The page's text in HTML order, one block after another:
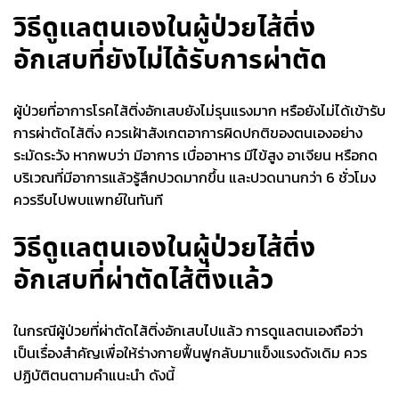
วิธีดูแลตนเองในผู้ป่วยไส้ติ่ง
อักเสบที่ยังไม่ได้รับการผ่าตัด
ผู้ป่วยที่อาการโรคไส้ติ่งอักเสบยังไม่รุนแรงมาก หรือยังไม่ได้เข้ารับ
การผ่าตัดไส้ติ่ง ควรเฝ้าสังเกตอาการผิดปกติของตนเองอย่าง
ระมัดระวัง หากพบว่า มีอาการ เบื่ออาหาร มีไข้สูง อาเจียน หรือกด
บริเวณที่มีอาการแล้วรู้สึกปวดมากขึ้น และปวดนานกว่า 6 ชั่วโมง
ควรรีบไปพบแพทย์ในทันที
วิธีดูแลตนเองในผู้ป่วยไส้ติ่ง
อักเสบที่ผ่าตัดไส้ติ่งแล้ว
ในกรณีผู้ป่วยที่ผ่าตัดไส้ติ่งอักเสบไปแล้ว การดูแลตนเองถือว่า
เป็นเรื่องสำคัญเพื่อให้ร่างกายฟื้นฟูกลับมาแข็งแรงดังเดิม ควร
ปฏิบัติตนตามคำแนะนำ ดังนี้